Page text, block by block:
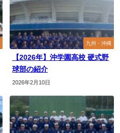
九州・沖縄
【2026年】沖学園高校 硬式野
球部の紹介
2026年2月10日